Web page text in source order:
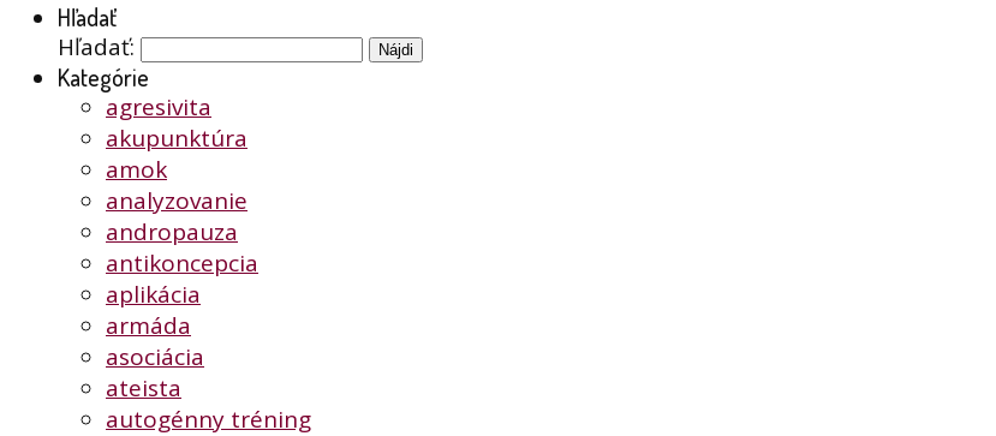
Hľadať
Hľadať:
Kategórie
agresivita
akupunktúra
amok
analyzovanie
andropauza
antikoncepcia
aplikácia
armáda
asociácia
ateista
autogénny tréning